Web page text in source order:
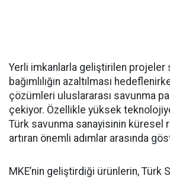
Yerli imkanlarla geliştirilen projeler
bağımlılığın azaltılması
çözümleri uluslararası savunma
çekiyor. Özellikle yüksek
Türk savunma sanayisinin küresel
artıran önemli adımlar arasında
MKE’nin geliştirdiği ürünlerin, Türk